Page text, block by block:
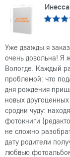
Уже дважды я
очень довольна! Я
Вологде. Каждый
проблемой: что
дня рождения
новых
сродни чуду:
фотокниги
не сложно
дату родители
любвью